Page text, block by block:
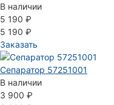
В наличии
5 190 ₽
5 190 ₽
Заказать
Сепаратор 57251001
В наличии
3 900 ₽